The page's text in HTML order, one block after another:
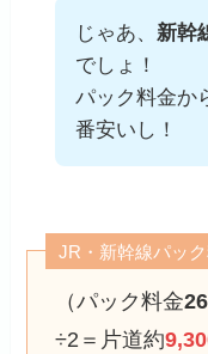
じゃあ、 新幹
でしょ！
パック料金か
番安いし！
JR・新幹線パック
（パック料金
÷2＝片道約